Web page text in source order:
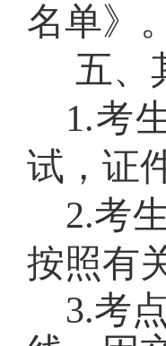
名单》 。
五、
1.考
试，证
2.考
按照有
3.考